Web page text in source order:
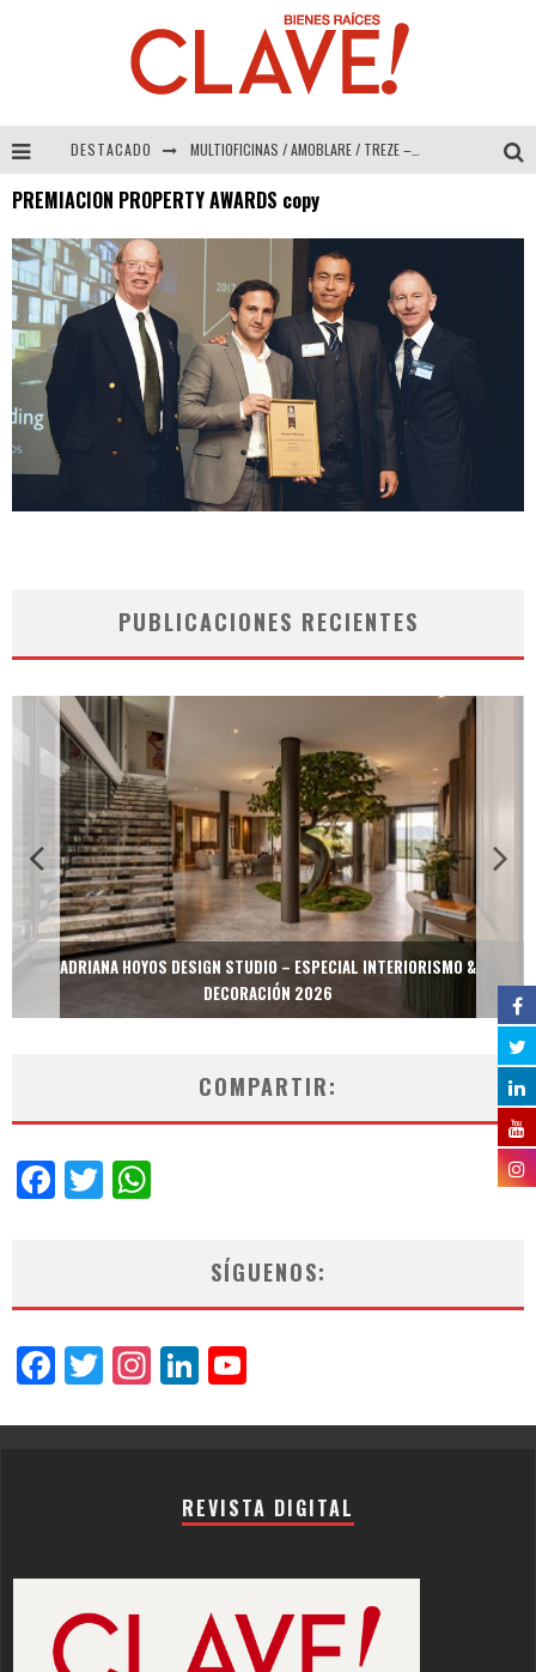
DESTACADO MULTIOFICINAS / AMOBLARE / TREZE – Especial Interiorismo & Decoración 2026
COLINEAL – Especial Interiorismo & Decoración 2026
ADRIANA HOYOS DESIGN STUDIO – Especial Interiorismo & Decoración 2026
PREMIACION PROPERTY AWARDS copy
PUBLICACIONES RECIENTES
ADRIANA HOYOS DESIGN STUDIO – ESPECIAL INTERIORISMO &
DECORACIÓN 2026
COMPARTIR:
Facebook
Twitter
SÍGUENOS:
Facebook
Twitter
Instagram
LinkedIn
REVISTA DIGITAL